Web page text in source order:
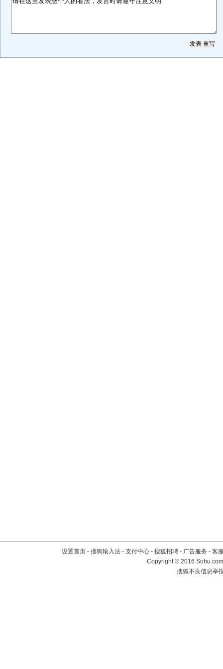
设置首页 - 搜狗输入法 - 支付中心 - 搜狐招聘 - 广告服务 - 客
Copyright©2016
搜狐不良信息举